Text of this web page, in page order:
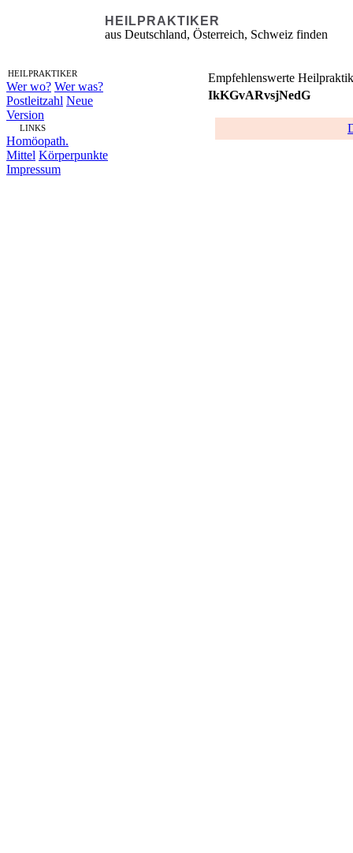
HEILPRAKTIKER
aus Deutschland, Österreich, Schweiz finden
HEILPRAKTIKER
Wer wo? Wer was?
Postleitzahl Neue
Version
LINKS
Homöopath.
Mittel Körperpunkte
Impressum
Empfehlenswerte
IkKGvARvsjNedG